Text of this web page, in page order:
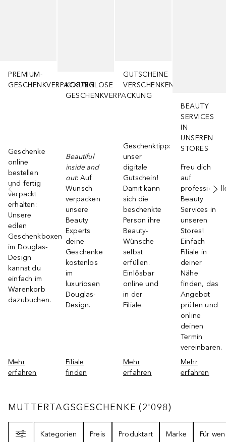
PREMIUM-
GESCHENKVERPACKUNG
Geschenke
online
bestellen
und fertig
verpackt
erhalten:
Unsere
edlen
Geschenkboxen
im Douglas-
Design
kannst du
einfach im
Warenkorb
dazubuchen.
Mehr
erfahren
KOSTENLOSE
GESCHENKVERPACKUNG
Beautiful
inside and
out: Auf
Wunsch
verpacken
unsere
Beauty
Experts
deine
Geschenke
kostenlos
im
luxuriösen
Douglas-
Design.
Filiale
finden
GUTSCHEINE
VERSCHENKEN
Geschenktipp:
unser
digitale
Gutschein!
Damit kann
sich die
beschenkte
Person ihre
Beauty-
Wünsche
selbst
erfüllen.
Einlösbar
online und
in der
Filiale.
Mehr
erfahren
BEAUTY
SERVICES
IN
UNSEREN
STORES
Freu dich
auf
Beauty
Services in
unseren
Stores!
Einfach
Filiale in
deiner
Nähe
finden, das
Angebot
prüfen und
online
deinen
Termin
vereinbaren.
Mehr
erfahren
MUTTERTAGSGESCHENKE2098
MUTTERTAGSGESCHENKE (2'098)
Kategorien
Preis Produktart Marke Für wen